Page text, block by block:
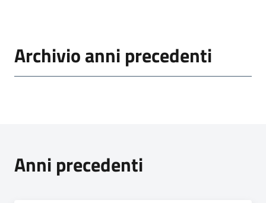
Archivio anni precedenti
Anni precedenti